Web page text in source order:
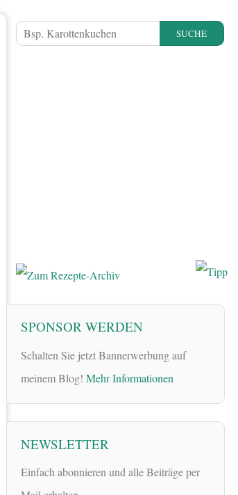
SUCHE
SPONSOR WERDEN
Schalten Sie jetzt Bannerwerbung auf
meinem Blog! Mehr Informationen
NEWSLETTER
Einfach abonnieren und alle Beiträge per